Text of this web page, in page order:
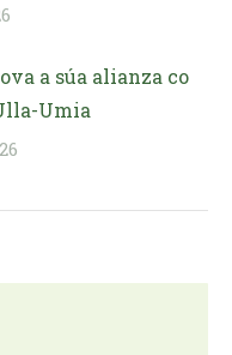
a súa alianza co
Umia